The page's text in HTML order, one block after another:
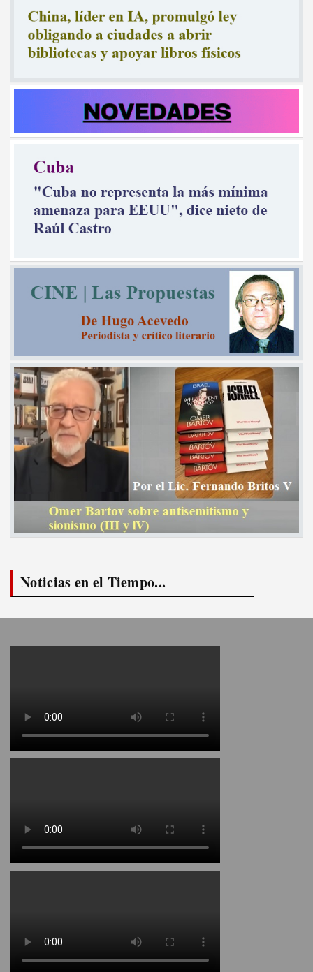
Noticias en el Tiempo...